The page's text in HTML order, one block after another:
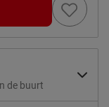
de buurt